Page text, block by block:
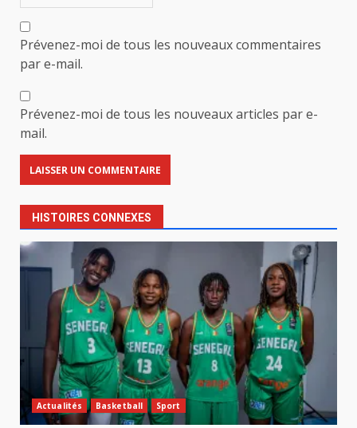
Prévenez-moi de tous les nouveaux commentaires
par e-mail.
Prévenez-moi de tous les nouveaux articles par e-
mail.
HISTOIRES CONNEXES
Actualités Basketball Sport